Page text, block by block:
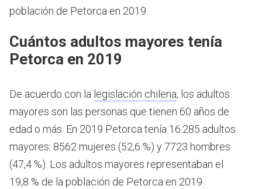
población de Petorca en 2019.
Cuántos adultos mayores tenía
Petorca en 2019
De acuerdo con la legislación chilena, los adultos
mayores son las personas que tienen 60 años de
edad o más. En 2019 Petorca tenía 16.285 adultos
mayores: 8562 mujeres (52,6 %) y 7723 hombres
(47,4 %). Los adultos mayores representaban el
19,8 % de la población de Petorca en 2019.